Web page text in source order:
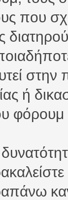
που
ή